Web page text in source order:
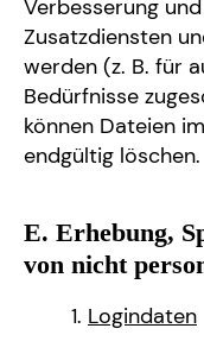
Verbesserung
Zusatzdiensten
werden (z. B. für
Bedürfnisse
können Dateien
endgültig löschen.
E. Erhebung,
von nicht
Logindaten